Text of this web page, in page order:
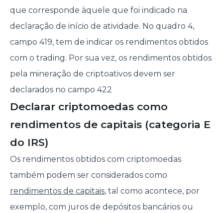
que corresponde àquele que foi indicado na
declaração de início de atividade. No quadro 4,
campo 419, tem de indicar os rendimentos obtidos
com o trading. Por sua vez, os rendimentos obtidos
pela mineração de criptoativos devem ser
declarados no campo 422
Declarar criptomoedas como
rendimentos de capitais (categoria E
do IRS)
Os rendimentos obtidos com criptomoedas
também podem ser considerados como
rendimentos de capitais, tal como acontece, por
exemplo, com juros de depósitos bancários ou